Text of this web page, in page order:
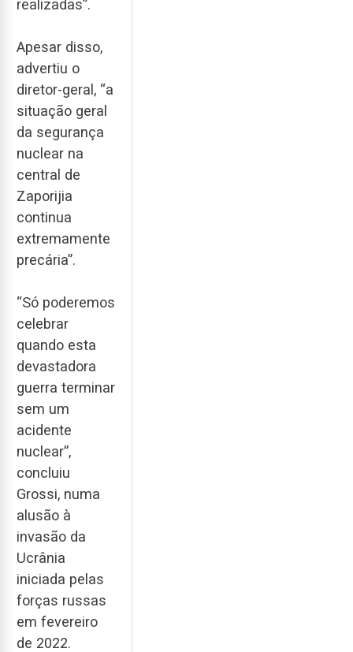
realizadas”.
Apesar disso,
advertiu o
diretor-geral, “a
situação geral
da segurança
nuclear na
central de
Zaporijia
continua
extremamente
precária”.
“Só poderemos
celebrar
quando esta
devastadora
guerra terminar
sem um
acidente
nuclear”,
concluiu
Grossi, numa
alusão à
invasão da
Ucrânia
iniciada pelas
forças russas
em fevereiro
de 2022.